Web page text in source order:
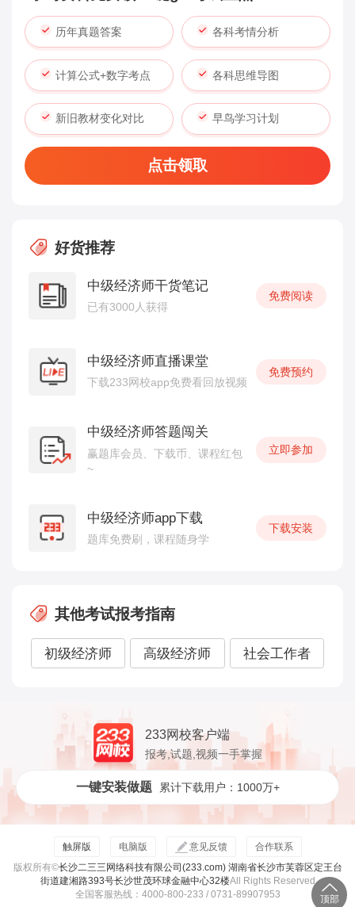
历年真题答案 各科考情分析
计算公式+数字考点 各科思维导图
新旧教材变化对比 早鸟学习计划
点击领取
好货推荐
中级经济师干货笔记
已有3000人获得
免费阅读
中级经济师直播课堂
下载233网校app免费看回放视频
免费预约
中级经济师答题闯关
赢题库会员、下载币、课程红包
~
立即参加
中级经济师app下载
题库免费刷，课程随身学
下载安装
其他考试报考指南
初级经济师 高级经济师 社会工作者
233网校客户端
报考,试题,视频一手掌握
一键安装做题 累计下载用户：1000万+
触屏版 电脑版 意见反馈
合作联系
版权所有©长沙二三三网络科技有限公司(233.com) 湖南省长沙市芙蓉区定王台
街道建湘路393号长沙世茂环球金融中心32楼All Rights Reserved
全国客服热线：4000-800-233 / 0731-89907953
顶部